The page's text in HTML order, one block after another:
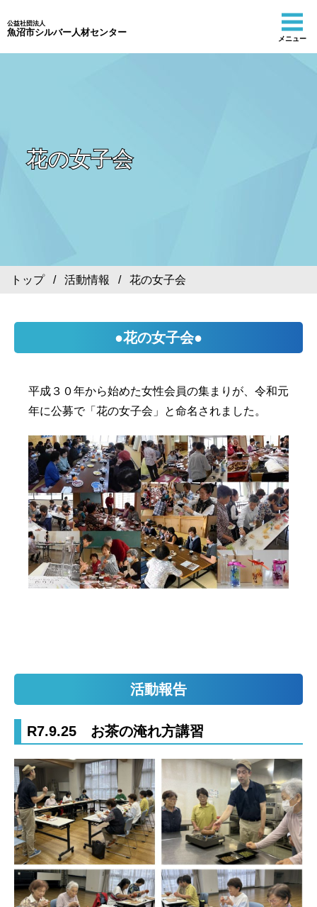
公益社団法人
魚沼市シルバー人材センター
メニュー
花の女子会
トップ/ 活動情報 / 花の女子会
●花の女子会●
平成３０年から始めた女性会員の集まりが、令和元
年に公募で「花の女子会」と命名されました。
活動報告
R7.9.25 お茶の淹れ方講習